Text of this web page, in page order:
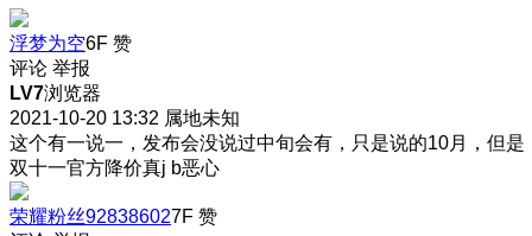
浮梦为空6F 赞
评论 举报
LV7浏览器
2021-10-20 13:32 属地未知
这个有一说一，发布会没说过中旬会有，只是说的10月，但是
双十一官方降价真j b恶心
荣耀粉丝928386027F 赞